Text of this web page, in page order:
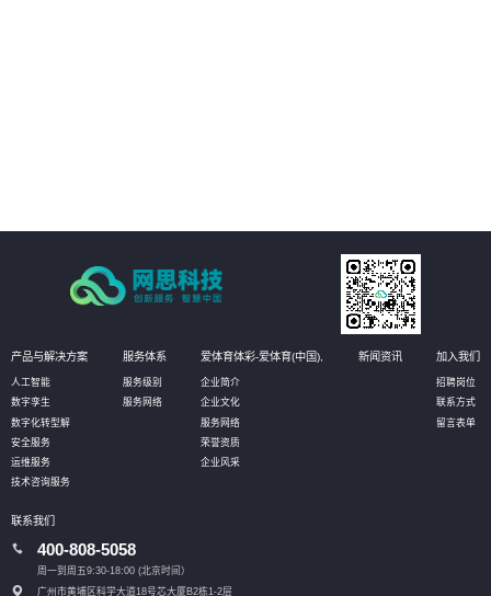
产品与解决方案
人工智能
数字孪生
数字化转型解
安全服务
运维服务
技术咨询服务
服务体系
服务级别
服务网络
爱体育体彩-爱体育(中国),
企业简介
企业文化
服务网络
荣誉资质
企业风采
新闻资讯 加入我们
招聘岗位
联系方式
留言表单
联系我们
400-808-5058
周一到周五9:30-18:00 (北京时间）
广州市黄埔区科学大道18号芯大厦B2栋1-2层